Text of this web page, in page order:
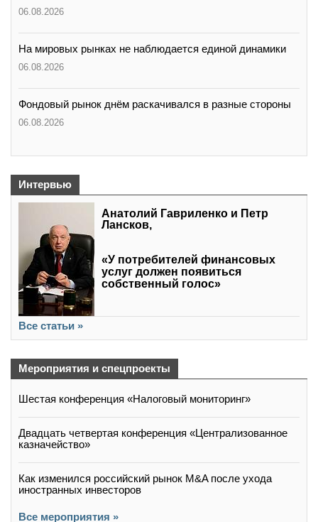
06.08.2026
На мировых рынках не наблюдается единой динамики
06.08.2026
Фондовый рынок днём раскачивался в разные стороны
06.08.2026
Интервью
Анатолий Гавриленко и Петр
Лансков,
«У потребителей финансовых
услуг должен появиться
собственный голос»
Все статьи »
Мероприятия и спецпроекты
Шестая конференция «Налоговый мониторинг»
Двадцать четвертая конференция «Централизованное
казначейство»
Как изменился российский рынок M&A после ухода
иностранных инвесторов
Все мероприятия »